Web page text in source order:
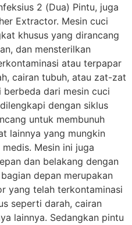
2 (Dua) Pintu, juga
Extractor. Mesin cuci
khusus yang dirancang
dan mensterilkan
atau terpapar
cairan tubuh, atau zat-zat
berbeda dari mesin cuci
dengan siklus
untuk membunuh
lainnya yang mungkin
Mesin ini juga
dan belakang dengan
depan merupakan
yang telah terkontaminasi
seperti darah, cairan
lainnya. Sedangkan pintu